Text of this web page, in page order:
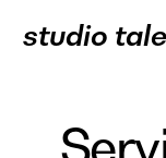
studio